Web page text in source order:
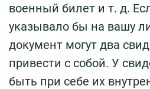
военный билет и т. д.
указывало бы на вашу
документ могут два
привести с собой. У
быть при себе их